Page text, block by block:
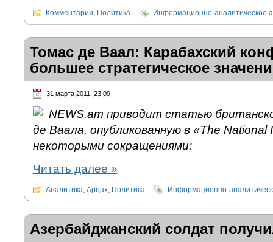
Комментарии Политика Информационно-аналитическое
Томас де Ваал: Карабахский
большее стратегическое
31 марта 2011, 23:09
NEWS.am приводит статью
де Ваала, опубликованную в «The National
некоторыми сокращениями:
Читать далее »
Аналитика, Арцах, Политика Информационно-
Азербайджанский солдат